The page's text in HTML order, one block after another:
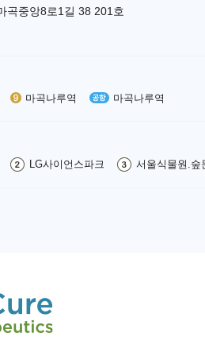
곡중앙8로1길 38 201호
마곡나루역 마곡나루역
LG사이언스파크 서울식물원.숲